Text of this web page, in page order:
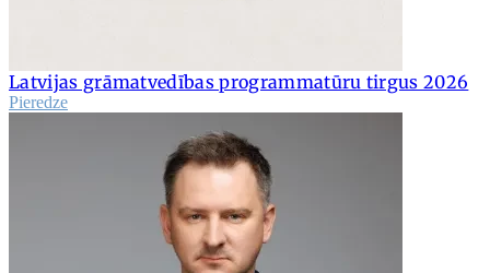
Latvijas grāmatvedības programmatūru tirgus 2026
Pieredze